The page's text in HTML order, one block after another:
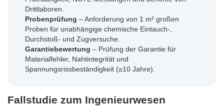
Drittlaboren.
Probenprüfung – Anforderung von 1 m² großen
Proben für unabhängige chemische Eintauch-,
Durchstoß- und Zugversuche.
Garantiebewertung – Prüfung der Garantie für
Materialfehler, Nahtintegrität und
Spannungsrissbeständigkeit (≥10 Jahre).
Fallstudie zum Ingenieurwesen